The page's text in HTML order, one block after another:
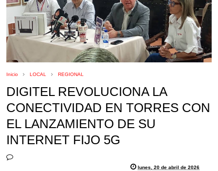
Inicio LOCAL REGIONAL
DIGITEL REVOLUCIONA LA
CONECTIVIDAD EN TORRES CON
EL LANZAMIENTO DE SU
INTERNET FIJO 5G
lunes, 20 de abril de 2026